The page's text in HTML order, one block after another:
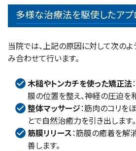
多様な治療法を駆使したア
当院では、上記の原因に対して次の
み合わせて行います。
木槌やトンカチを使った矯正法
膜の位置を整え、神経の圧迫を
整体マッサージ：筋肉のコリを
とで自然治癒力を引き出します。
筋膜リリース：筋膜の癒着を解
善します。